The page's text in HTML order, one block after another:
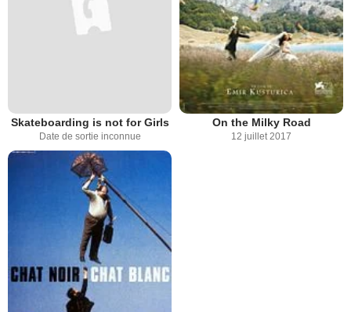
Skateboarding is not for Girls
Date de sortie inconnue
On the Milky Road
12 juillet 2017